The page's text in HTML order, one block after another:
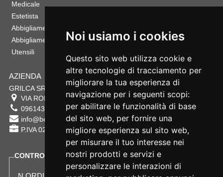
Noi usiamo i cookies
Questo sito web utilizza cookie e
altre tecnologie di tracciamento per
migliorare la tua esperienza di
navigazione per i seguenti scopi:
per abilitare le funzionalità di base
del sito web, per fornire una
migliore esperienza sul sito web,
per misurare il tuo interesse nei
nostri prodotti e servizi e
personalizzare le interazioni di
Medicale
Estetista
Abbigliamento Sportivo
Abbigliamento Bambino
Utensili
AZIENDA
GRILCA SRL
VIA ROMA 180 88054 SERSALE CZ
0961432177
info@bestsafety.it
P.IVA 02342180797
CONTROLLA LO STATO DEL TUO ORDINE